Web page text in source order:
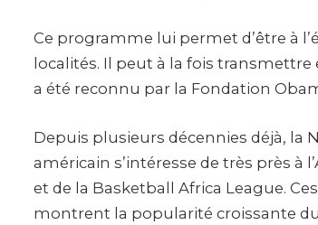
Ce programme lui permet d’être à
localités. Il peut à la fois
a été reconnu par la Fondation
Depuis plusieurs décennies déjà, la
américain s’intéresse de très près à
et de la Basketball Africa League.
montrent la popularité croissante